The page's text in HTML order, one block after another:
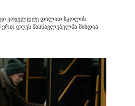
ყოველდღე დილით სკოლის
ერთ დღეს მასწავლებელმა მისდია